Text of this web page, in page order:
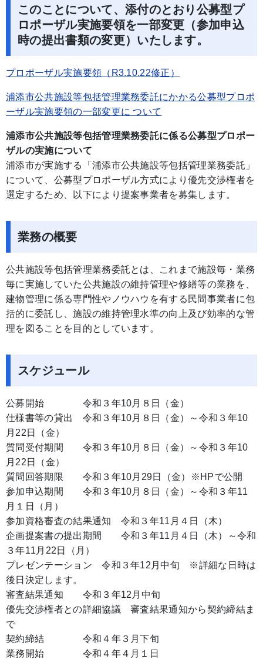
このことについて、添付のとおり公募型プ
ロポーザル実施要領を一部変更（参加申込
時の提出書類の変更）いたします。
プロポーザル実施要領（R3.10.22修正）
浦添市公共施設等包括管理業務委託にかかる公募型プロポ
ーザル実施要領の一部変更に ついて
浦添市公共施設等包括管理業務委託に係る公募型プロポー
ザルの実施について
浦添市が実施する「浦添市公共施設等包括管理業務委託」
について、公募型プロポーザル方式により優先交渉権者を
選定するため、以下により提案事業者を募集します。
業務の概要
公共施設等包括管理業務委託とは、これまで施設毎・業務
毎に実施していた公共施設の維持管理や修繕等の業務を、
建物管理に係る専門性やノウハウを有する民間事業者に包
括的に委託し、施設の維持管理水準の向上及び効率的な管
理を図ることを目的としています。
スケジュール
公募開始 令和３年10月８日（金）
仕様書等の貸出 令和３年10月８日（金）～令和３年10
月22日（金）
質問受付期間 令和３年10月８日（金）～令和３年10
月22日（金）
質問回答期限 令和３年10月29日（金）※HPで公開
参加申込期間 令和３年10月８日（金）～令和３年11
月１日（月）
参加資格審査の結果通知 令和３年11月４日（木）
企画提案書の提出期間 令和３年11月４日（木）～令和
３年11月22日（月）
プレゼンテーション 令和３年12月中旬 ※詳細な日時は
後日決定します。
審査結果通知 令和３年12月中旬
優先交渉権者との詳細協議 審査結果通知から契約締結ま
で
契約締結 令和４年３月下旬
業務開始 令和４年４月１日